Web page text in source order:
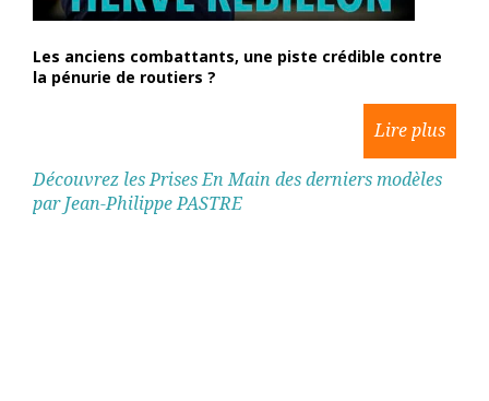
Les anciens combattants, une piste crédible contre
la pénurie de routiers ?
Découvrez les Prises En Main des derniers modèles
par Jean-Philippe PASTRE